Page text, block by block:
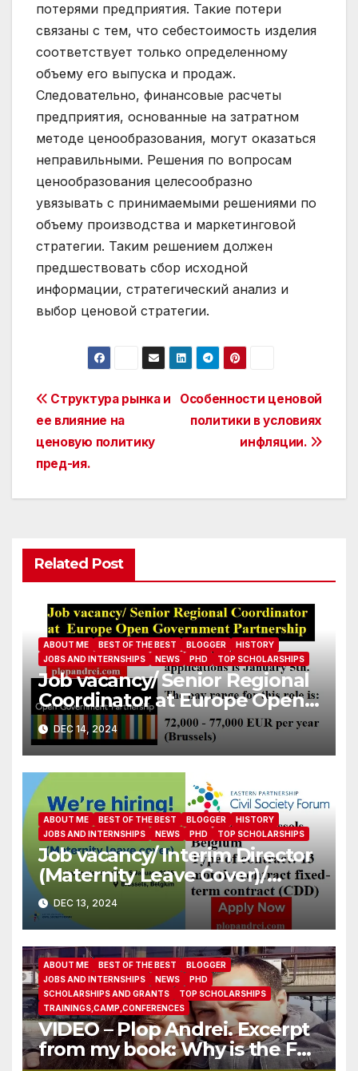
потерями предприятия. Такие потери
связаны с тем, что себестоимость изделия
соответствует только определенному
объему его выпуска и продаж.
Следовательно, финансовые расчеты
предприятия, основанные на затратном
методе ценообразования, могут оказаться
неправильными. Решения по вопросам
ценообразования целесообразно
увязывать с принимаемыми решениями по
объему производства и маркетинговой
стратегии. Таким решением должен
предшествовать сбор исходной
информации, стратегический анализ и
выбор ценовой стратегии.
Post
navigation
Особенности ценовой
политики в условиях
инфляции.
Структура рынка и
ее влияние на
ценовую политику
пред-ия.
Related Post
ABOUT ME BEST OF THE BEST BLOGGER
HISTORY
JOBS AND INTERNSHIPS
NEWS PHD TOP SCHOLARSHIPS
Job vacancy/ Senior Regional
Coordinator at Europe Open
Government Partnership
DEC 14, 2024
ABOUT ME BEST OF THE BEST BLOGGER
HISTORY
JOBS AND INTERNSHIPS
NEWS PHD TOP SCHOLARSHIPS
Job vacancy/ Interim Director
(Maternity Leave Cover)/
Eastern Partnership Civil
Society Forum
DEC 13, 2024
ABOUT ME BEST OF THE BEST
BLOGGER
JOBS AND INTERNSHIPS
NEWS
PHD
SCHOLARSHIPS AND GRANTS
TOP SCHOLARSHIPS
TRAININGS,CAMP,CONFERENCES
VIDEO – Plop Andrei. Excerpt
from my book: Why is the FBI